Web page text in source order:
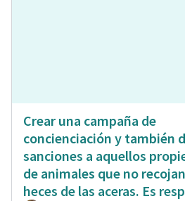
Crear una campaña de
concienciación y también
sanciones a aquellos
de animales que no
heces de las aceras. Es